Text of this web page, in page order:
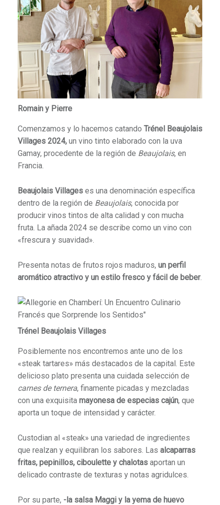
Romain y Pierre
Comenzamos y lo hacemos catando Trénel Beaujolais
Villages 2024, un vino tinto elaborado con la uva
Gamay, procedente de la región de Beaujolais, en
Francia.
Beaujolais Villageses una denominación específica
dentro de la región de Beaujolais, conocida por
producir vinos tintos de alta calidad y con mucha
fruta. La añada 2024 se describe como un vino con
«frescura y suavidad».
Presenta notas de frutos rojos maduros, un perfil
aromático atractivo y un estilo fresco y fácil de beber.
Trénel Beaujolais Villages
Posiblemente nos encontremos ante uno de los
«steak tartares» más destacados de la capital. Este
delicioso plato presenta una cuidada selección de
carnes de ternera, finamente picadas y mezcladas
con una exquisita mayonesa de especias cajún, que
aporta un toque de intensidad y carácter.
Custodian al «steak» una variedad de ingredientes
que realzan y equilibran los sabores. Las alcaparras
fritas, pepinillos, ciboulette y chalotasaportan un
delicado contraste de texturas y notas agridulces.
Por su parte, -la salsa Maggi y la yema de huevo